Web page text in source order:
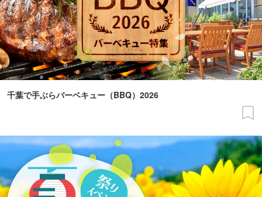
千葉で手ぶらバーベキュー（BBQ）2026